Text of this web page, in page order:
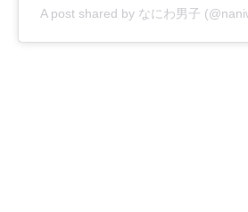
A post shared by なにわ男子